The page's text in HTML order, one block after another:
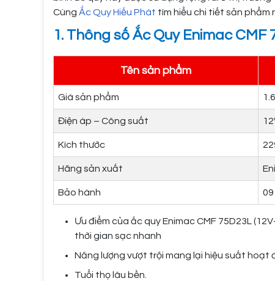
Cùng Ắc Quy Hiếu Phát tìm hiểu chi tiết sản phẩm
1. Thông số Ắc Quy Enimac CMF
Tên sản phẩm
Giá sản phẩm
Điện áp – Công suất
Kích thước
Hãng sản xuất
Bảo hành
Ưu điểm của ắc quy Enimac CMF 75D23L
thời gian sạc nhanh
Năng lượng vượt trội mang lại hiệu suất hoạt
Tuổi thọ lâu bền.